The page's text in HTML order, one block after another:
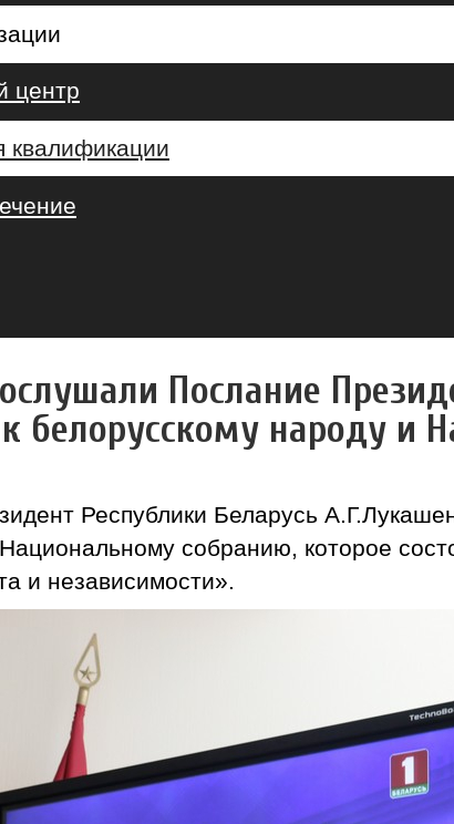
центр
квалификации
Послание
белорусскому народу и
Республики Беларусь
собранию, которое
и независимости».